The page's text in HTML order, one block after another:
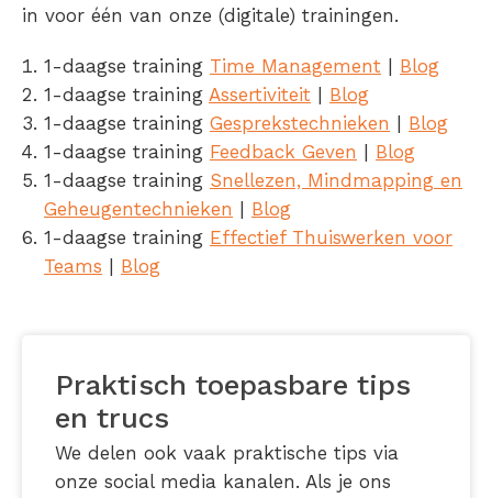
in voor één van onze (digitale) trainingen.
1-daagse training Time Management
Blog
1-daagse training Assertiviteit
Blog
1-daagse training Gesprekstechnieken
Blog
1-daagse training Feedback Geven
Blog
1-daagse training Snellezen, Mindmapping en
Geheugentechnieken
Blog
1-daagse training Effectief Thuiswerken voor
Teams
Blog
Praktisch toepasbare tips
en trucs
We delen ook vaak praktische tips via
onze social media kanalen. Als je ons